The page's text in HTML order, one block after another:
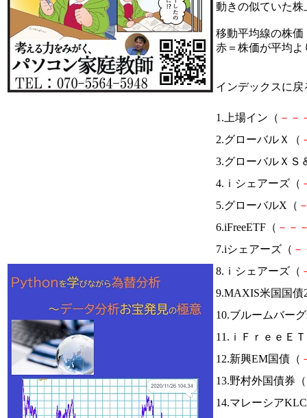
動きの似ていた
移動平均線の株価
赤＝株価が平均
インデックスに戻
1.上場イン（ － －
2.グローバルＸ（
3.グローバルＸＳ
4.ｉシェアーズ（
5.グローバルX（
6.iFreeETF（ － －
7.iシェアーズ（ －
8.ｉシェアーズ（
9.MAXIS米国国債
10.ブルームバー
11.ｉＦｒｅｅＥ
12.新興EM国債（
13.野村外国債券（
14.マレーシア